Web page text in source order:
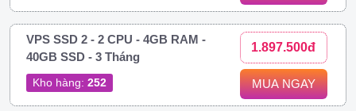
VPS SSD 2 - 2 CPU - 4GB RAM -
40GB SSD - 3 Tháng
Kho hàng: 252
1.897.500đ
MUA NGAY